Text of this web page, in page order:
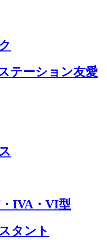
テーション友愛
IVA・VI型
タント